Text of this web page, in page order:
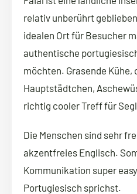
relativ unberührt
idealen Ort für Besucher
authentische
möchten. Grasende Kühe,
Hauptstädtchen,
richtig cooler Treff für
Die Menschen sind sehr
akzentfreies Englisch.
Kommunikation super
Portugiesisch sprichst.